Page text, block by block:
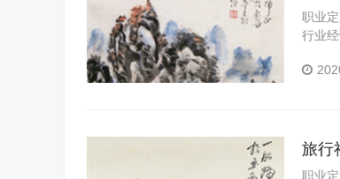
职业
行业
旅行
职业